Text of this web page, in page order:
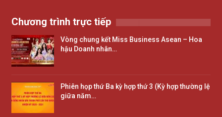
Chương trình trực tiếp
Vòng chung kết Miss Business Asean – Hoa
hậu Doanh nhân…
Phiên họp thứ Ba kỳ hợp thứ 3 (Kỳ hợp thường lệ
giữa năm…